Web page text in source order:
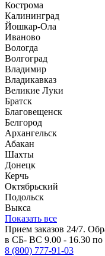
Кострома
Калининград
Йошкар-Ола
Иваново
Вологда
Волгоград
Владимир
Владикавказ
Великие Луки
Братск
Благовещенск
Белгород
Архангельск
Абакан
Шахты
Донецк
Керчь
Октябрьский
Подольск
Выкса
Показать все
Прием заказов 24/7.
в СБ- ВС 9.00 - 16.30
8 (800) 777-91-03